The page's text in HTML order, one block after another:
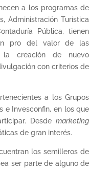
a los programas de
Administración Turística
Pública, tienen
pro del valor de las
creación de nuevo
con criterios de
a los Grupos
e Invesconfin, en los que
Desdemarketing
de gran interés.
los semilleros de
ser parte de alguno de